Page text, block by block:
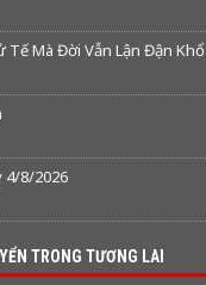
Tế Mà Đời Vẫn Lận Đận Khổ
4/8/2026
TRONG TƯƠNG LAI